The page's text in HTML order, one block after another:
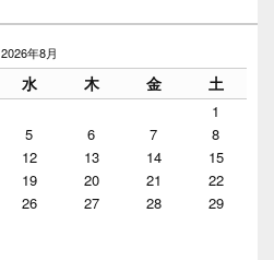
2026年8月
水 木 金 土
1
5 6 7
8
12 13 14
15
19 20 21
22
26 27 28
29